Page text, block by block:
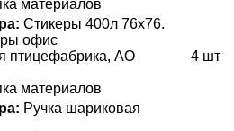
материалов
Стикеры 400л 76х76.
офис
птицефабрика, АО
материалов
4 шт
Ручка шариковая